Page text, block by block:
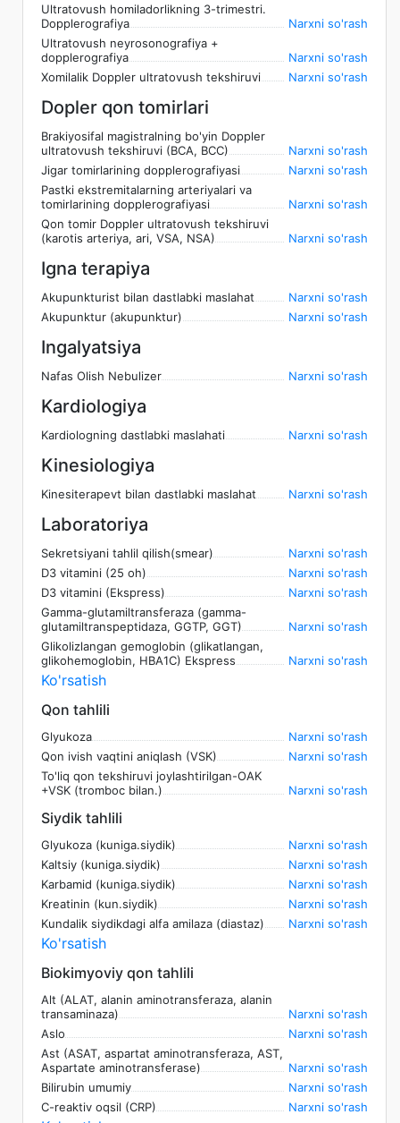
Ultratovush homiladorlikning 3-trimestri.
Dopplerografiya
Narxni so'rash
Ultratovush neyrosonografiya +
dopplerografiya
Narxni so'rash
Xomilalik Doppler ultratovush tekshiruvi
Narxni so'rash
Dopler qon tomirlari
Brakiyosifal magistralning bo'yin Doppler
ultratovush tekshiruvi (BCA, BCC)
Narxni so'rash
Jigar tomirlarining dopplerografiyasi
Narxni so'rash
Pastki ekstremitalarning arteriyalari va
tomirlarining dopplerografiyasi
Narxni so'rash
Qon tomir Doppler ultratovush tekshiruvi
(karotis arteriya, ari, VSA, NSA)
Narxni so'rash
Igna terapiya
Akupunkturist bilan dastlabki maslahat
Narxni so'rash
Akupunktur (akupunktur)
Narxni so'rash
Ingalyatsiya
Nafas Olish Nebulizer Narxni so'rash
Kardiologiya
Kardiologning dastlabki maslahati Narxni so'rash
Kinesiologiya
Kinesiterapevt bilan dastlabki maslahat Narxni so'rash
Laboratoriya
Sekretsiyani tahlil qilish(smear)
Narxni so'rash
D3 vitamini (25 oh)
Narxni so'rash
D3 vitamini (Ekspress)
Narxni so'rash
Gamma-glutamiltransferaza (gamma-
glutamiltranspeptidaza, GGTP, GGT)
Narxni so'rash
Glikolizlangan gemoglobin (glikatlangan,
glikohemoglobin, HBA1C) Ekspress
Narxni so'rash
Ko'rsatish
Qon tahlili
Glyukoza
Narxni so'rash
Qon ivish vaqtini aniqlash (VSK)
Narxni so'rash
To'liq qon tekshiruvi joylashtirilgan-OAK
+VSK (tromboc bilan.)
Narxni so'rash
Siydik tahlili
Glyukoza (kuniga.siydik)
Narxni so'rash
Kaltsiy (kuniga.siydik)
Narxni so'rash
Karbamid (kuniga.siydik)
Narxni so'rash
Kreatinin (kun.siydik)
Narxni so'rash
Kundalik siydikdagi alfa amilaza (diastaz)
Narxni so'rash
Ko'rsatish
Biokimyoviy qon tahlili
Alt (ALAT, alanin aminotransferaza, alanin
transaminaza)
Narxni so'rash
Aslo
Narxni so'rash
Ast (ASAT, aspartat aminotransferaza, AST,
Aspartate aminotransferase)
Narxni so'rash
Bilirubin umumiy
Narxni so'rash
C-reaktiv oqsil (CRP)
Narxni so'rash